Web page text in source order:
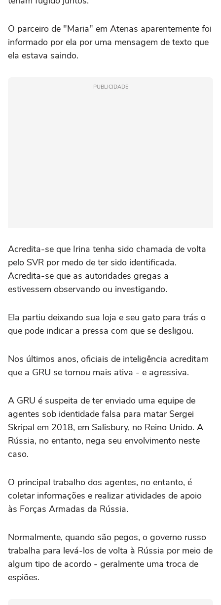
O parceiro de "Maria" em Atenas aparentemente foi
informado por ela por uma mensagem de texto que
ela estava saindo.
PUBLICIDADE
Acredita-se que Irina tenha sido chamada de volta
pelo SVR por medo de ter sido identificada.
Acredita-se que as autoridades gregas a
estivessem observando ou investigando.
Ela partiu deixando sua loja e seu gato para trás o
que pode indicar a pressa com que se desligou.
Nos últimos anos, oficiais de inteligência acreditam
que a GRU se tornou mais ativa - e agressiva.
A GRU é suspeita de ter enviado uma equipe de
agentes sob identidade falsa para matar Sergei
Skripal em 2018, em Salisbury, no Reino Unido. A
Rússia, no entanto, nega seu envolvimento neste
caso.
O principal trabalho dos agentes, no entanto, é
coletar informações e realizar atividades de apoio
às Forças Armadas da Rússia.
Normalmente, quando são pegos, o governo russo
trabalha para levá-los de volta à Rússia por meio de
algum tipo de acordo - geralmente uma troca de
espiões.